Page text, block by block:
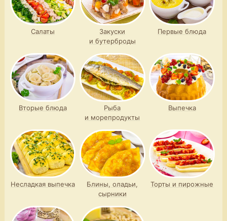
Салаты
Закуски
и бутерброды
Первые блюда
Вторые блюда
Рыба
и морепродукты
Выпечка
Несладкая выпечка
Блины, оладьи,
сырники
Торты и пирожные